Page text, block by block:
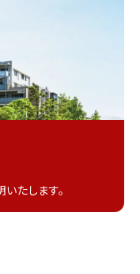
たします。